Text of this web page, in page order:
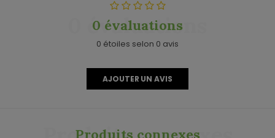
0 évaluations
0 évaluations
0 étoiles selon 0 avis
AJOUTER UN AVIS